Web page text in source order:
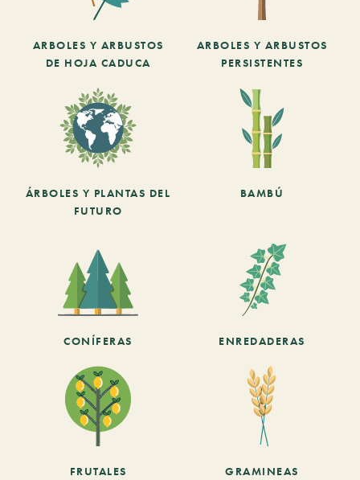
ARBOLES Y ARBUSTOS
DE HOJA CADUCA
ARBOLES Y ARBUSTOS
PERSISTENTES
ÁRBOLES Y PLANTAS DEL
FUTURO
BAMBÚ
CONÍFERAS ENREDADERAS
FRUTALES GRAMINEAS